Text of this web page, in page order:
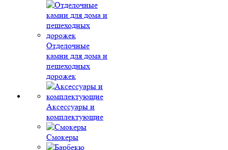
Отделочные
камни для дома и
пешеходных
дорожек
Аксессуары и
комплектующие
Смокеры